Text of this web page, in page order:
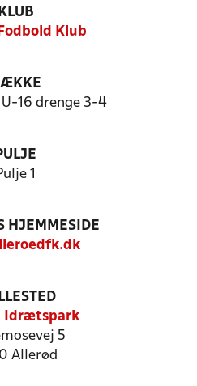
KLUB
Klub
U-16 drenge 3-4
1
HJEMMESIDE
Idrætspark
5
Allerød